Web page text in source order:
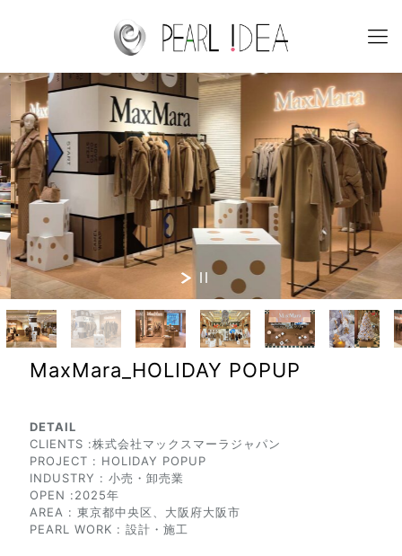
MaxMara_HOLIDAY POPUP
DETAIL
CLIENTS :株式会社マックスマーラジャパン
PROJECT : HOLIDAY POPUP
INDUSTRY : 小売・卸売業
OPEN :2025年
AREA : 東京都中央区、大阪府大阪市
PEARL WORK : 設計・施工